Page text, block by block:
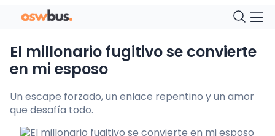
El millonario fugitivo se convierte
en mi esposo
Un escape forzado, un enlace repentino y un amor
que desafía todo.